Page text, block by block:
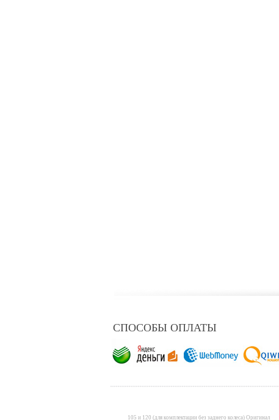
СПОСОБЫ ОПЛАТЫ
105 и 120 (для комплектации без заднего колеса) Оригинал